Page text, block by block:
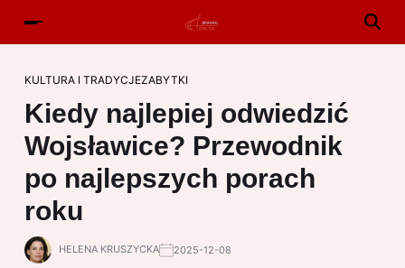
KULTURA I TRADYCJEZABYTKI
Kiedy najlepiej odwiedzić
Wojsławice? Przewodnik
po najlepszych porach
roku
HELENA KRUSZYCKA 2025-12-08